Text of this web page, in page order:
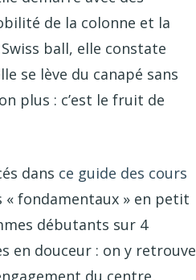
de la colonne et la
ball, elle constate
se lève du canapé sans
plus : c’est le fruit de
dans ce guide des cours
« fondamentaux » en petit
débutants sur 4
en douceur : on y retrouve
du centre,